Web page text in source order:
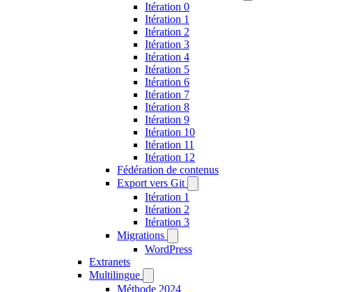
Itération 0
Itération 1
Itération 2
Itération 3
Itération 4
Itération 5
Itération 6
Itération 7
Itération 8
Itération 9
Itération 10
Itération 11
Itération 12
Fédération de contenus
Export vers Git
Itération 1
Itération 2
Itération 3
Migrations
WordPress
Extranets
Multilingue
Méthode 2024